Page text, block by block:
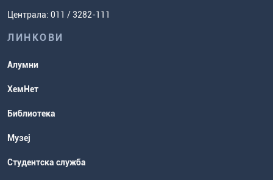
Усавршавање за наставнике
Повереник за равноправност
Студентске организације
рокови
испита
Централа: 011 / 3282-111
ЛИНКОВИ
Алумни
ХемНет
Библиотека
Музеј
Студентска служба